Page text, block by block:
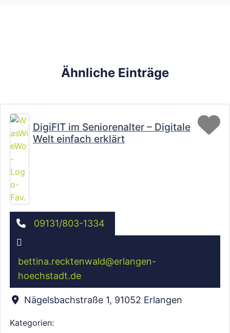
Ähnliche Einträge
DigiFIT im Seniorenalter – Digitale
Welt einfach erklärt
09131/803-1334
bettina.recktenwald@erlangen-
hoechstadt.de
Nägelsbachstraße 1, 91052 Erlangen
Kategorien: